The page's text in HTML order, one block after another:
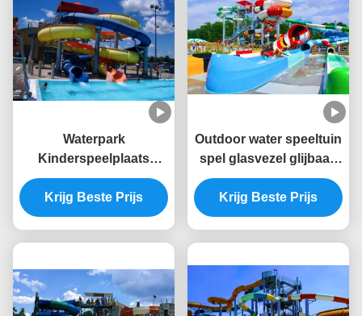
Waterpark
Kinderspeelplaats
Zomerspelapparatuur
Waterglijbaan
Krijg Beste Prijs
Outdoor water speeltuin
spel glasvezel glijbaan
voor zwembad
Krijg Beste Prijs